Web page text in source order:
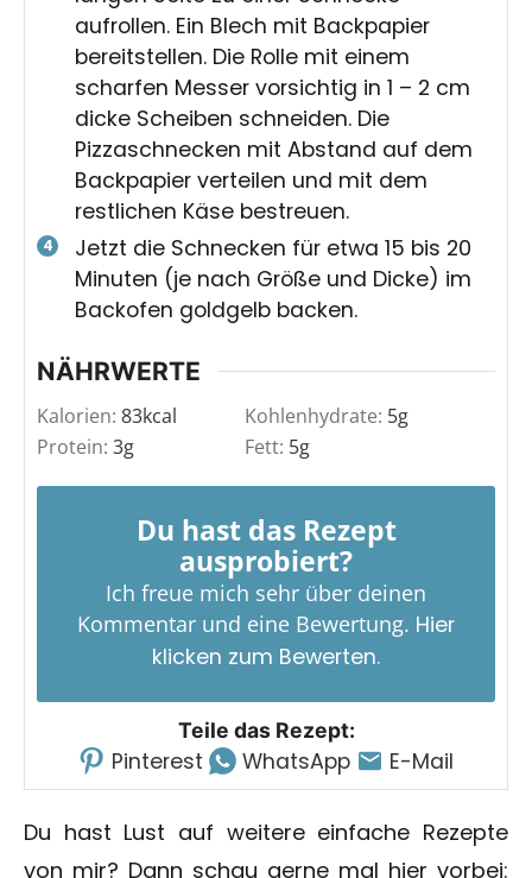
aufrollen. Ein Blech mit Backpapier
bereitstellen. Die Rolle mit einem
scharfen Messer vorsichtig in 1 – 2 cm
dicke Scheiben schneiden. Die
Pizzaschnecken mit Abstand auf dem
Backpapier verteilen und mit dem
restlichen Käse bestreuen.
Jetzt die Schnecken für etwa 15 bis 20
Minuten (je nach Größe und Dicke) im
Backofen goldgelb backen.
NÄHRWERTE
Kalorien: 83kcal Kohlenhydrate: 5g
Protein: 3g Fett: 5g
Du hast das Rezept
ausprobiert?
Ich freue mich sehr über deinen
Kommentar und eine Bewertung. Hier
klicken zum Bewerten.
Teile das Rezept:
Pinterest WhatsApp E-Mail
Du hast Lust auf weitere einfache Rezepte
von mir? Dann schau gerne mal hier vorbei: